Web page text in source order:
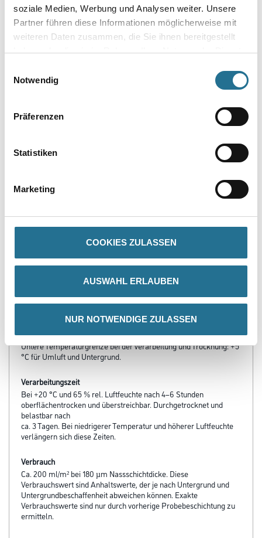
soziale Medien, Werbung und Analysen weiter. Unsere
Partner führen diese Informationen möglicherweise mit
weiteren Daten zusammen, die Sie ihnen bereitgestellt
haben oder die sie im Rahmen Ihrer Nutzung der Dienste
Notwendig
Präferenzen
Statistiken
Marketing
COOKIES ZULASSEN
AUSWAHL ERLAUBEN
NUR NOTWENDIGE ZULASSEN
- Rationelle Verarbeitung
- Sehr hohe Lackiersicherheit
- Sehr gutes Deckvermögen
- Geruchsarm
Verarbeitungstemp./Luftfeuchte
Untere Temperaturgrenze bei der Verarbeitung und Trocknung: +5
°C für Umluft und Untergrund.
Verarbeitungszeit
Bei +20 °C und 65 % rel. Luftfeuchte nach 4–6 Stunden
oberflächentrocken und überstreichbar. Durchgetrocknet und
belastbar nach
ca. 3 Tagen. Bei niedrigerer Temperatur und höherer Luftfeuchte
verlängern sich diese Zeiten.
Verbrauch
Ca. 200 ml/m² bei 180 µm Nassschichtdicke. Diese
Verbrauchswert sind Anhaltswerte, der je nach Untergrund und
Untergrundbeschaffenheit abweichen können. Exakte
Verbrauchswerte sind nur durch vorherige Probebeschichtung zu
ermitteln.